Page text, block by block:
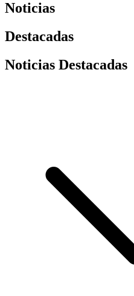
Noticias
Destacadas
Noticias Destacadas